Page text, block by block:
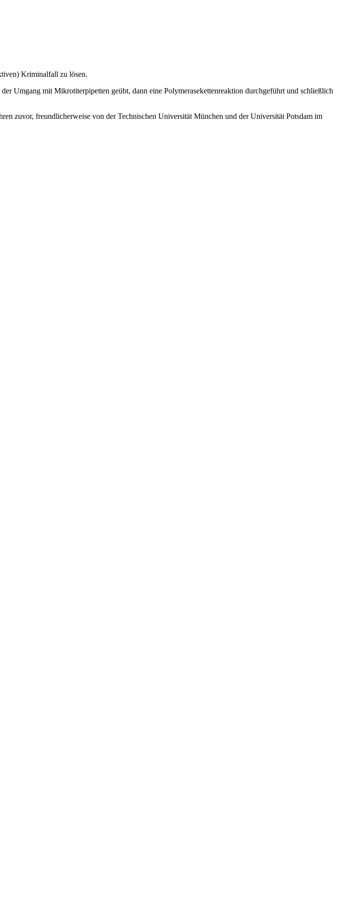
Kriminalfall zu lösen.
Umgang mit Mikrotiterpipetten geübt, dann eine Polymerasekettenreaktion durchgeführt und schließlich
zuvor, freundlicherweise von der Technischen Universität München und der Universität Potsdam im